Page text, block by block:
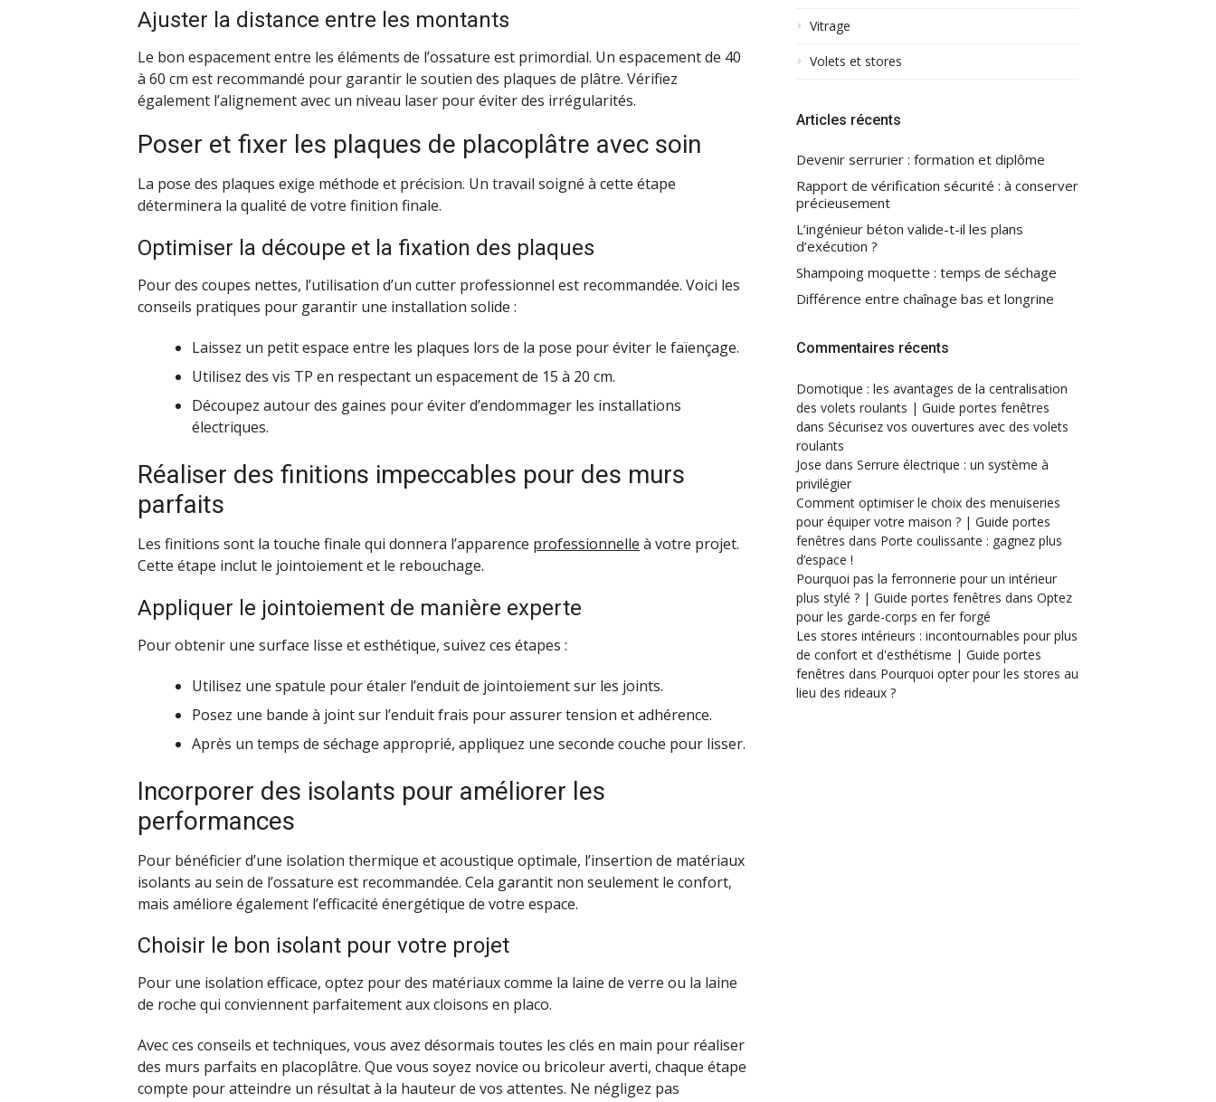
Ajuster la distance entre les montants
Le bon espacement entre les éléments de l’ossature est primordial. Un espacement de 40
à 60 cm est recommandé pour garantir le soutien des plaques de plâtre. Vérifiez
également l’alignement avec un niveau laser pour éviter des irrégularités.
Poser et fixer les plaques de placoplâtre avec soin
La pose des plaques exige méthode et précision. Un travail soigné à cette étape
déterminera la qualité de votre finition finale.
Optimiser la découpe et la fixation des plaques
Pour des coupes nettes, l’utilisation d’un cutter professionnel est recommandée. Voici les
conseils pratiques pour garantir une installation solide :
Laissez un petit espace entre les plaques lors de la pose pour éviter le faïençage.
Utilisez des vis TP en respectant un espacement de 15 à 20 cm.
Découpez autour des gaines pour éviter d’endommager les installations
électriques.
Réaliser des finitions impeccables pour des murs
parfaits
Les finitions sont la touche finale qui donnera l’apparence professionnelle à votre projet.
Cette étape inclut le jointoiement et le rebouchage.
Appliquer le jointoiement de manière experte
Pour obtenir une surface lisse et esthétique, suivez ces étapes :
Utilisez une spatule pour étaler l’enduit de jointoiement sur les joints.
Posez une bande à joint sur l’enduit frais pour assurer tension et adhérence.
Après un temps de séchage approprié, appliquez une seconde couche pour lisser.
Incorporer des isolants pour améliorer les
performances
Pour bénéficier d’une isolation thermique et acoustique optimale, l’insertion de matériaux
isolants au sein de l’ossature est recommandée. Cela garantit non seulement le confort,
mais améliore également l’efficacité énergétique de votre espace.
Choisir le bon isolant pour votre projet
Pour une isolation efficace, optez pour des matériaux comme la laine de verre ou la laine
de roche qui conviennent parfaitement aux cloisons en placo.
Avec ces conseils et techniques, vous avez désormais toutes les clés en main pour réaliser
des murs parfaits en placoplâtre. Que vous soyez novice ou bricoleur averti, chaque étape
compte pour atteindre un résultat à la hauteur de vos attentes. Ne négligez pas
Vitrage
Volets et stores
Articles récents
Devenir serrurier : formation et diplôme
Rapport de vérification sécurité : à conserver
précieusement
L’ingénieur béton valide-t-il les plans
d’exécution ?
Shampoing moquette : temps de séchage
Différence entre chaînage bas et longrine
Commentaires récents
Domotique : les avantages de la centralisation
des volets roulants | Guide portes fenêtres
dans Sécurisez vos ouvertures avec des volets
roulants
Jose dans Serrure électrique : un système à
privilégier
Comment optimiser le choix des menuiseries
pour équiper votre maison ? | Guide portes
fenêtres dans Porte coulissante : gagnez plus
d’espace !
Pourquoi pas la ferronnerie pour un intérieur
plus stylé ? | Guide portes fenêtres dans Optez
pour les garde-corps en fer forgé
Les stores intérieurs : incontournables pour plus
de confort et d'esthétisme | Guide portes
fenêtres dans Pourquoi opter pour les stores au
lieu des rideaux ?